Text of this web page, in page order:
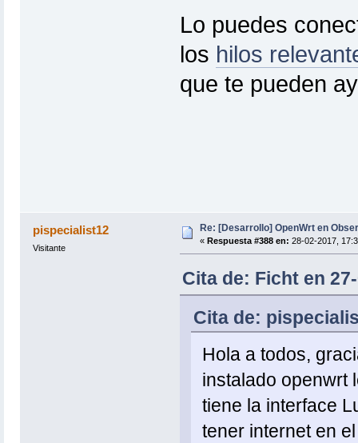
Lo puedes
los hilos
que te pueden
pispecialist12
Visitante
Re: [Desarrollo] OpenWrt en
« Respuesta #388 en: 28-02-2017,
Cita de: Ficht en
Cita de:
Hola a todos,
instalado openwrt
tiene la interface
tener internet en